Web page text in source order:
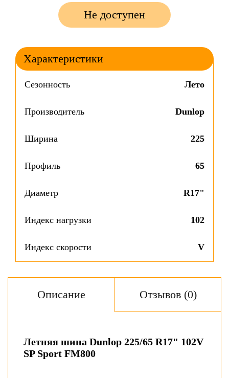
Не доступен
Характеристики
Сезонность Лето
Производитель Dunlop
Ширина 225
Профиль 65
Диаметр R17"
Индекс нагрузки 102
Индекс скорости V
Описание Отзывов (0)
Летняя шина Dunlop 225/65 R17" 102V
SP Sport FM800